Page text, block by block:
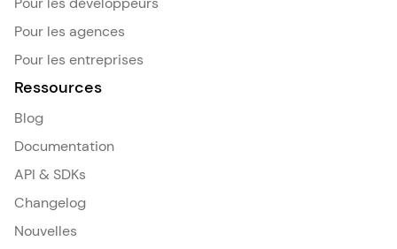
Pour les agences
Pour les entreprises
Ressources
Blog
Documentation
API & SDKs
Changelog
Nouvelles